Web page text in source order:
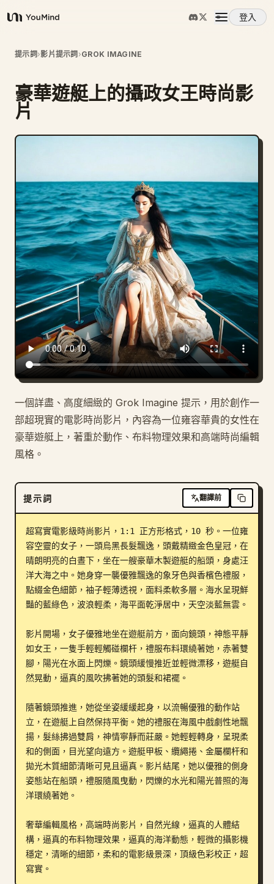
YouMind
登入
概覽
使用案例
技能
定價
下載
部落格
更新
提示詞›影片提示詞 ›GROK IMAGINE
豪華遊艇上的攝政女王時尚影
片
一個詳盡、高度細緻的 Grok Imagine 提示，用於創作一
部超現實的電影時尚影片，內容為一位雍容華貴的女性在
豪華遊艇上，著重於動作、布料物理效果和高端時尚編輯
風格。
提示詞 翻譯前
超寫實電影級時尚影片，1:1 正方形格式，10 秒。一位雍
容空靈的女子，一頭烏黑長髮飄逸，頭戴精緻金色皇冠，在
晴朗明亮的白晝下，坐在一艘豪華木製遊艇的船頭，身處汪
洋大海之中。她身穿一襲優雅飄逸的象牙色與香檳色禮服，
點綴金色細節，袖子輕薄透視，面料柔軟多層。海水呈現鮮
豔的藍綠色，波浪輕柔，海平面乾淨居中，天空淡藍無雲。
影片開場，女子優雅地坐在遊艇前方，面向鏡頭，神態平靜
如女王，一隻手輕輕觸碰欄杆，禮服布料環繞著她，赤著雙
腳，陽光在水面上閃爍。鏡頭緩慢推近並輕微漂移，遊艇自
然晃動，逼真的風吹拂著她的頭髮和裙襬。
隨著鏡頭推進，她從坐姿緩緩起身，以流暢優雅的動作站
立，在遊艇上自然保持平衡。她的禮服在海風中戲劇性地飄
揚，髮絲拂過雙肩，神情寧靜而莊嚴。她輕輕轉身，呈現柔
和的側面，目光望向遠方。遊艇甲板、纜繩捲、金屬欄杆和
拋光木質細節清晰可見且逼真。影片結尾，她以優雅的側身
姿態站在船頭，禮服隨風曳動，閃爍的水光和陽光普照的海
洋環繞著她。
奢華編輯風格，高端時尚影片，自然光線，逼真的人體結
構，逼真的布料物理效果，逼真的海洋動態，輕微的攝影機
穩定，清晰的細節，柔和的電影級景深，頂級色彩校正，超
寫實。